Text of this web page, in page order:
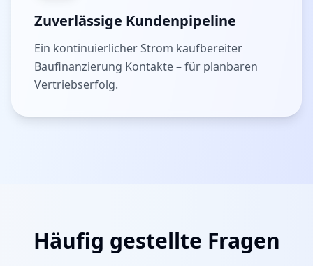
Zuverlässige Kundenpipeline
Ein kontinuierlicher Strom kaufbereiter
Baufinanzierung Kontakte – für planbaren
Vertriebserfolg.
Häufig gestellte Fragen